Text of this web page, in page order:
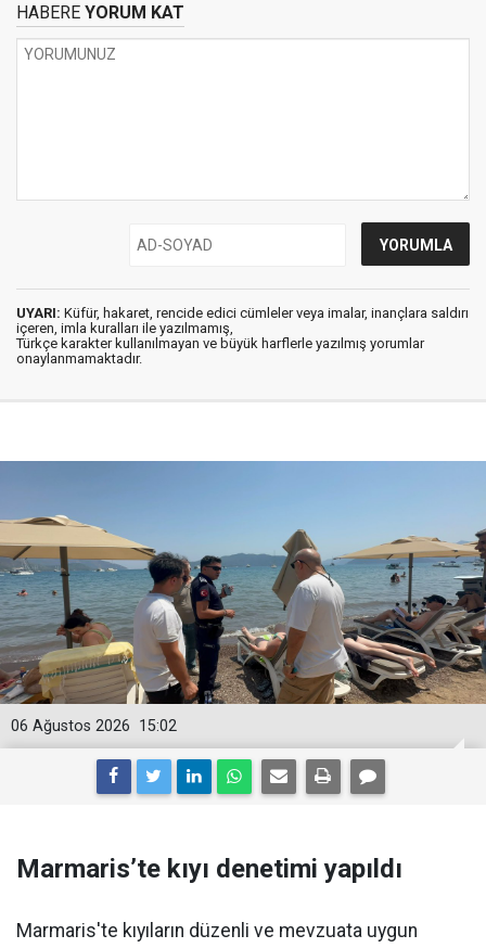
HABERE YORUM KAT
UYARI: Küfür, hakaret, rencide edici cümleler veya imalar, inançlara saldırı
içeren, imla kuralları ile yazılmamış,
Türkçe karakter kullanılmayan ve büyük harflerle yazılmış yorumlar
onaylanmamaktadır.
15:02
06 Ağustos 2026
Marmaris’te kıyı denetimi yapıldı
Marmaris'te kıyıların düzenli ve mevzuata uygun